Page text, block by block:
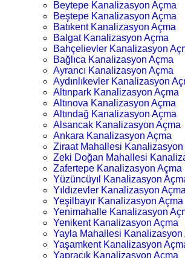
Beytepe Kanalizasyon Açma
Beştepe Kanalizasyon Açma
Batıkent Kanalizasyon Açma
Balgat Kanalizasyon Açma
Bahçelievler Kanalizasyon
Bağlıca Kanalizasyon Açma
Ayrancı Kanalizasyon Açma
Aydınlıkevler Kanalizasyon
Altınpark Kanalizasyon Açma
Altınova Kanalizasyon Açma
Altındağ Kanalizasyon Açma
Alsancak Kanalizasyon Açma
Ankara Kanalizasyon Açma
Ziraat Mahallesi Kanalizasyon
Zeki Doğan Mahallesi
Zafertepe Kanalizasyon Açma
Yüzüncüyıl Kanalizasyon
Yıldızevler Kanalizasyon
Yeşilbayır Kanalizasyon Açma
Yenimahalle Kanalizasyon
Yenikent Kanalizasyon Açma
Yayla Mahallesi Kanalizasyon
Yaşamkent Kanalizasyon
Yapracık Kanalizasyon Açma